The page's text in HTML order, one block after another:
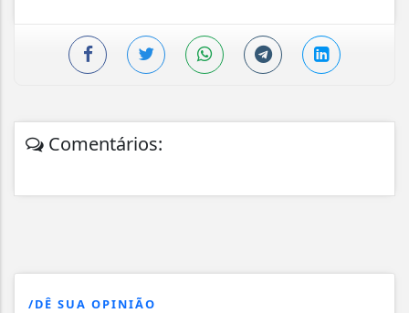
Comentários:
/DÊ SUA OPINIÃO